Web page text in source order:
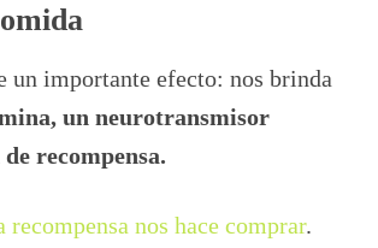
un importante efecto: nos brinda
un neurotransmisor
recompensa.
nos hace comprar.